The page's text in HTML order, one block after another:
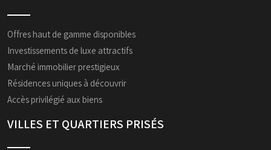
Offres haut de gamme disponibles
Investissements de luxe attractifs
Marché immobilier prestigieux
Résidences uniques à découvrir
Accès privilégié aux biens
VILLES ET QUARTIERS PRISÉS